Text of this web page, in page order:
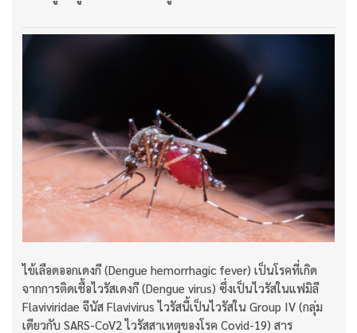
ไข้เลือดออกเดงกี (Dengue hemorrhagic fever) เป็นโรคที่เกิด
จากการติดเชื้อไวรัสเดงกี (Dengue virus) ซึ่งเป็นไวรัสในแฟมิลี
Flaviviridae จีนัส Flavivirus ไวรัสนี้เป็นไวรัสใน Group IV (กลุ่ม
เดียวกับ SARS-CoV2 ไวรัสสาเหตุของโรค Covid-19) สาร